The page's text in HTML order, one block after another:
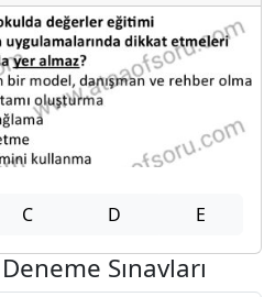
C D E
Sınavları